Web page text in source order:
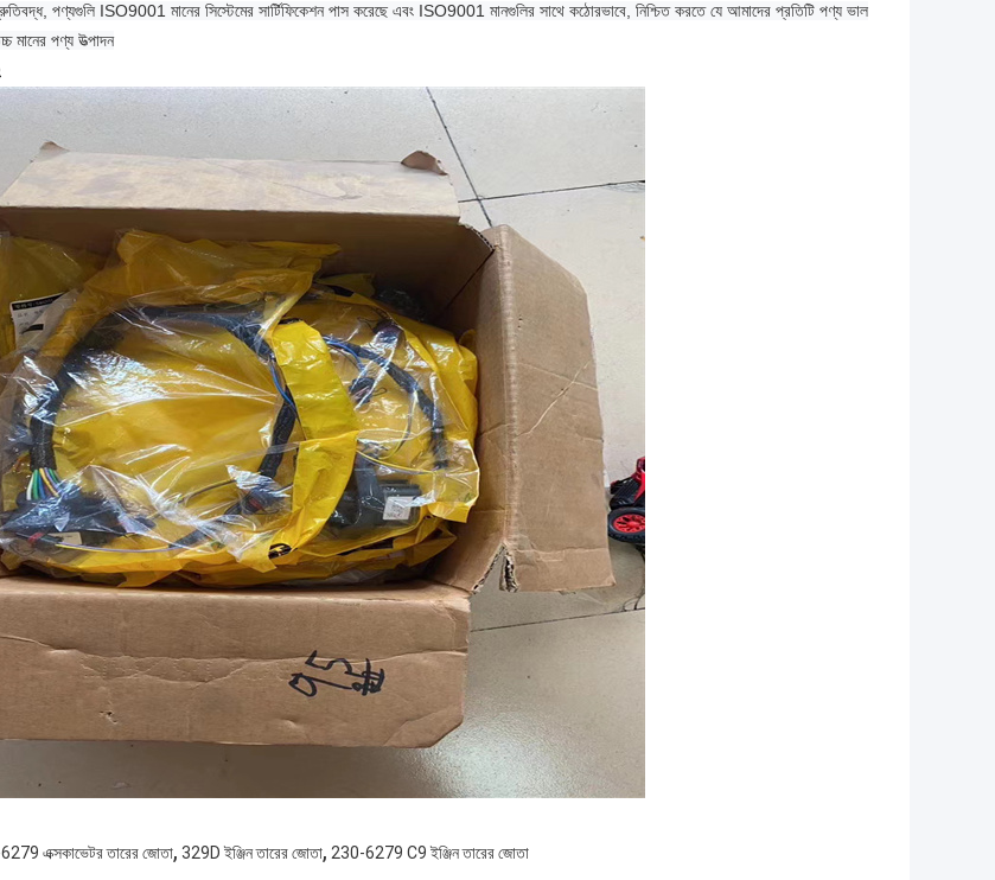
পণ্যগুলি ISO9001 মানের সিস্টেমের সার্টিফিকেশন পাস করেছে এবং ISO9001 মানগুলির সাথে কঠোরভাবে, নিশ্চিত করতে যে আমাদের প্রতিটি পণ্য ভাল
মানের পণ্য উত্পাদন
এক্সকাভেটর তারের জোতা, 329D ইঞ্জিন তারের জোতা, 230-6279 C9 ইঞ্জিন তারের জোতা